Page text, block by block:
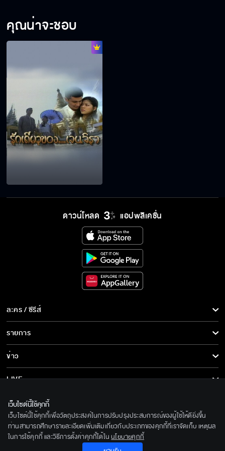
คุณน่าจะชอบ
ดาวน์โหลด แอปพลิเคชั่น
ละคร / ซีรีส์
ละคร/ซีรีส์
ซีรีส์นานาชาติ
การ์ตูน & เกม
รายการ
รายการทั้งหมด
ข่าว
ข่าวทั้งหมด
ข่าวประชาสัมพันธ์
LIVE
เกี่ยวกับเรา
BEC World
รู้จักเรา
ติดตามเราได้ที่
เว็บไซต์นี้ใช้คุกกี้
เว็บไซต์นี้ใช้คุกกี้เพื่อวัตถุประสงค์ในการปรับปรุงประสบการณ์ของผู้ใช้ให้ดียิ่งขึ้น
ท่านสามารถศึกษารายละเอียดเพิ่มเติมเกี่ยวกับประเภทของคุกกี้ที่เราจัดเก็บ เหตุผล
ในการใช้คุกกี้ และวิธีการตั้งค่าคุกกี้ได้ใน นโยบายคุกกี้